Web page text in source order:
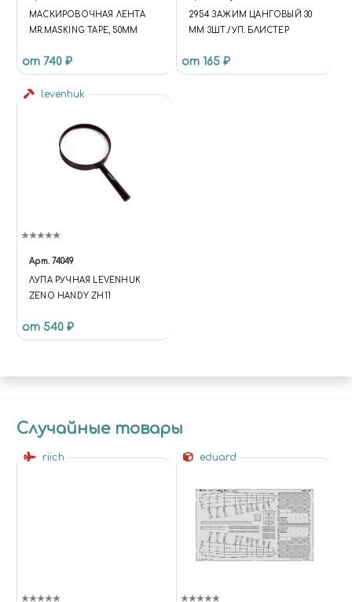
МАСКИРОВОЧНАЯ ЛЕНТА
MR.MASKING TAPE, 50MM
от 740 ₽
2954 ЗАЖИМ ЦАНГОВЫЙ 30
ММ 3ШТ./УП. БЛИСТЕР
от 165 ₽
levenhuk
Арт. 74049
ЛУПА РУЧНАЯ LEVENHUK
ZENO HANDY ZH11
от 540 ₽
Случайные товары
riich eduard